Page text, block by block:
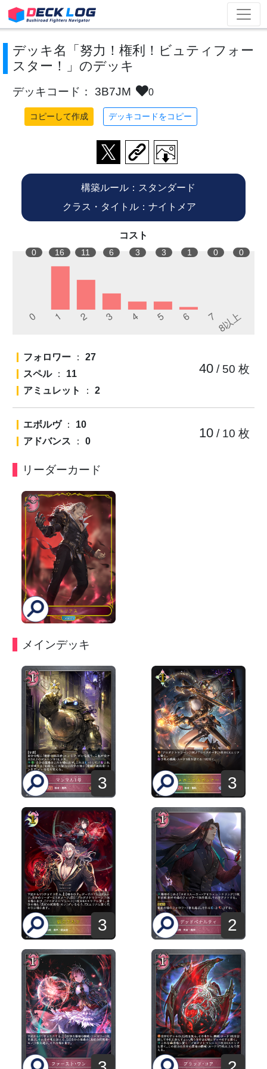
デッキ名「努力！権利！ビュティフォー
スター！」のデッキ
デッキコード： 3B7JM 0
コピーして作成 デッキコードをコピー
構築ルール：スタンダード
クラス・タイトル：ナイトメア
コスト
0 16 11 6 3 3 1 0 0
フォロワー ： 27
スペル： 11
アミュレット
： 2
40/ 50 枚
エボルヴ： 10
アドバンス ： 0
10/ 10 枚
リーダーカード
メインデッキ
3 3
3 2